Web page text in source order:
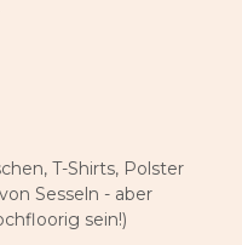
T-Shirts, Polster
Sesseln - aber
sein!)